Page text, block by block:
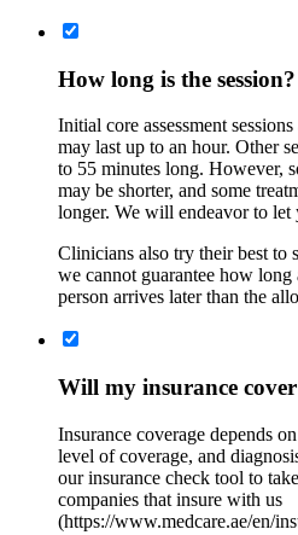
How long is the session?
Initial core assessment
may last up to an hour. Other
to 55 minutes long. However,
may be shorter, and some
longer. We will endeavor to
Clinicians also try their best to
we cannot guarantee how
person arrives later than the
Will my insurance
Insurance coverage depends
level of coverage, and
our insurance check tool to
companies that insure with us
(https://www.medcare.ae/en/